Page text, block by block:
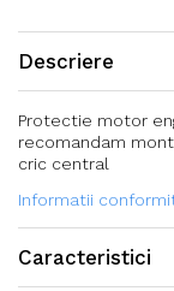
Descriere
Protectie motor
recomandam
cric central
Informatii
Caracteristici